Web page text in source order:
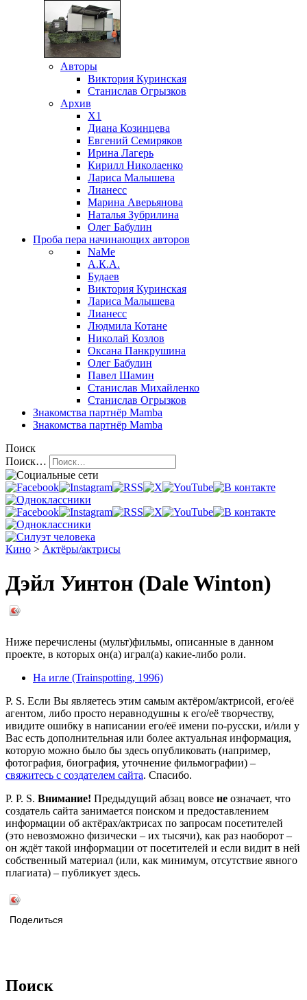
Авторы
Виктория Куринская
Станислав Огрызков
Архив
X1
Диана Козинцева
Евгений Семиряков
Ирина Лагерь
Кирилл Николаенко
Лариса Малышева
Лианесс
Марина Аверьянова
Наталья Зубрилина
Олег Бабулин
Проба пера начинающих авторов
NaMe
А.К.А.
Будаев
Виктория Куринская
Лариса Малышева
Лианесс
Людмила Котане
Николай Козлов
Оксана Панкрушина
Олег Бабулин
Павел Шамин
Станислав Михайленко
Станислав Огрызков
Знакомства партнёр Mamba
Знакомства партнёр Mamba
Поиск
Поиск…
Кино > Актёры/актрисы
Дэйл Уинтон (Dale Winton)
Ниже перечислены (мульт)фильмы, описанные в данном
проекте, в которых он(а) играл(а) какие-либо роли.
На игле (Trainspotting, 1996)
P. S. Если Вы являетесь этим самым актёром/актрисой, его/её
агентом, либо просто неравнодушны к его/её творчеству,
ивидите ошибку в написании его/её имени по-русски, и/или у
Вас есть дополнительная или более актуальная информация,
которую можно было бы здесь опубликовать (например,
фотография, биография, уточнение фильмографии) –
свяжитесь с создателем сайта. Спасибо.
P. P. S. Внимание! Предыдущий абзац вовсе не означает, что
создатель сайта занимается поиском и предоставлением
информации об актёрах/актрисах по запросам посетителей
(это невозможно физически – их тысячи), как раз наоборот –
он ждёт такой информации от посетителей и если видит в ней
собственный материал (или, как минимум, отсутствие явного
плагиата) – публикует здесь.
Поделиться
Поиск